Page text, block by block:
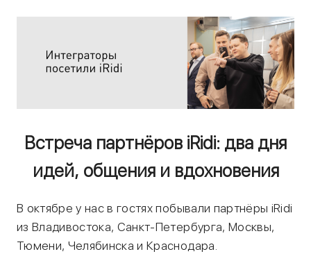
Встреча партнёров iRidi: два дня
идей, общения и вдохновения
В октябре у нас в гостях побывали партнёры iRidi
из Владивостока, Санкт-Петербурга, Москвы,
Тюмени, Челябинска и Краснодара.